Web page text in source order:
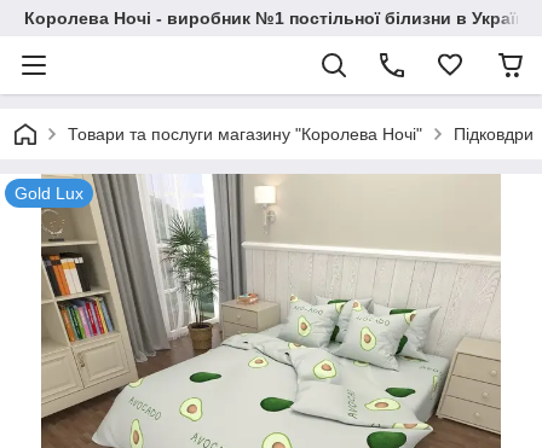
Королева Ночі - виробник №1 постільної білизни в Україні
Товари та послуги магазину "Королева Ночі" Підковдри
Gold Lux